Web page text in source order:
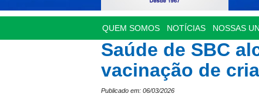
QUEM SOMOS NOTÍCIAS NOSSAS
Saúde de SBC
vacinação de
Publicado em: 06/03/2026